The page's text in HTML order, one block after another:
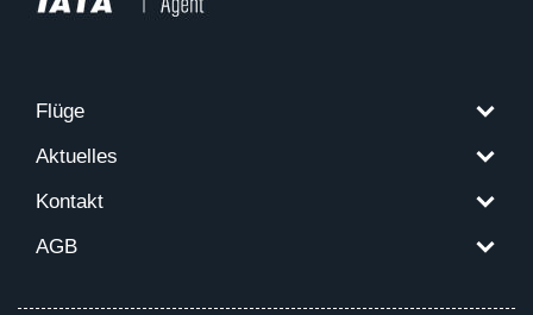
Flüge
Aktuelles
Kontakt
AGB